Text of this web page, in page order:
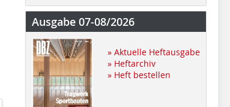
Ausgabe 07-08/2026
» Aktuelle Heftausgabe
» Heftarchiv
» Heft bestellen